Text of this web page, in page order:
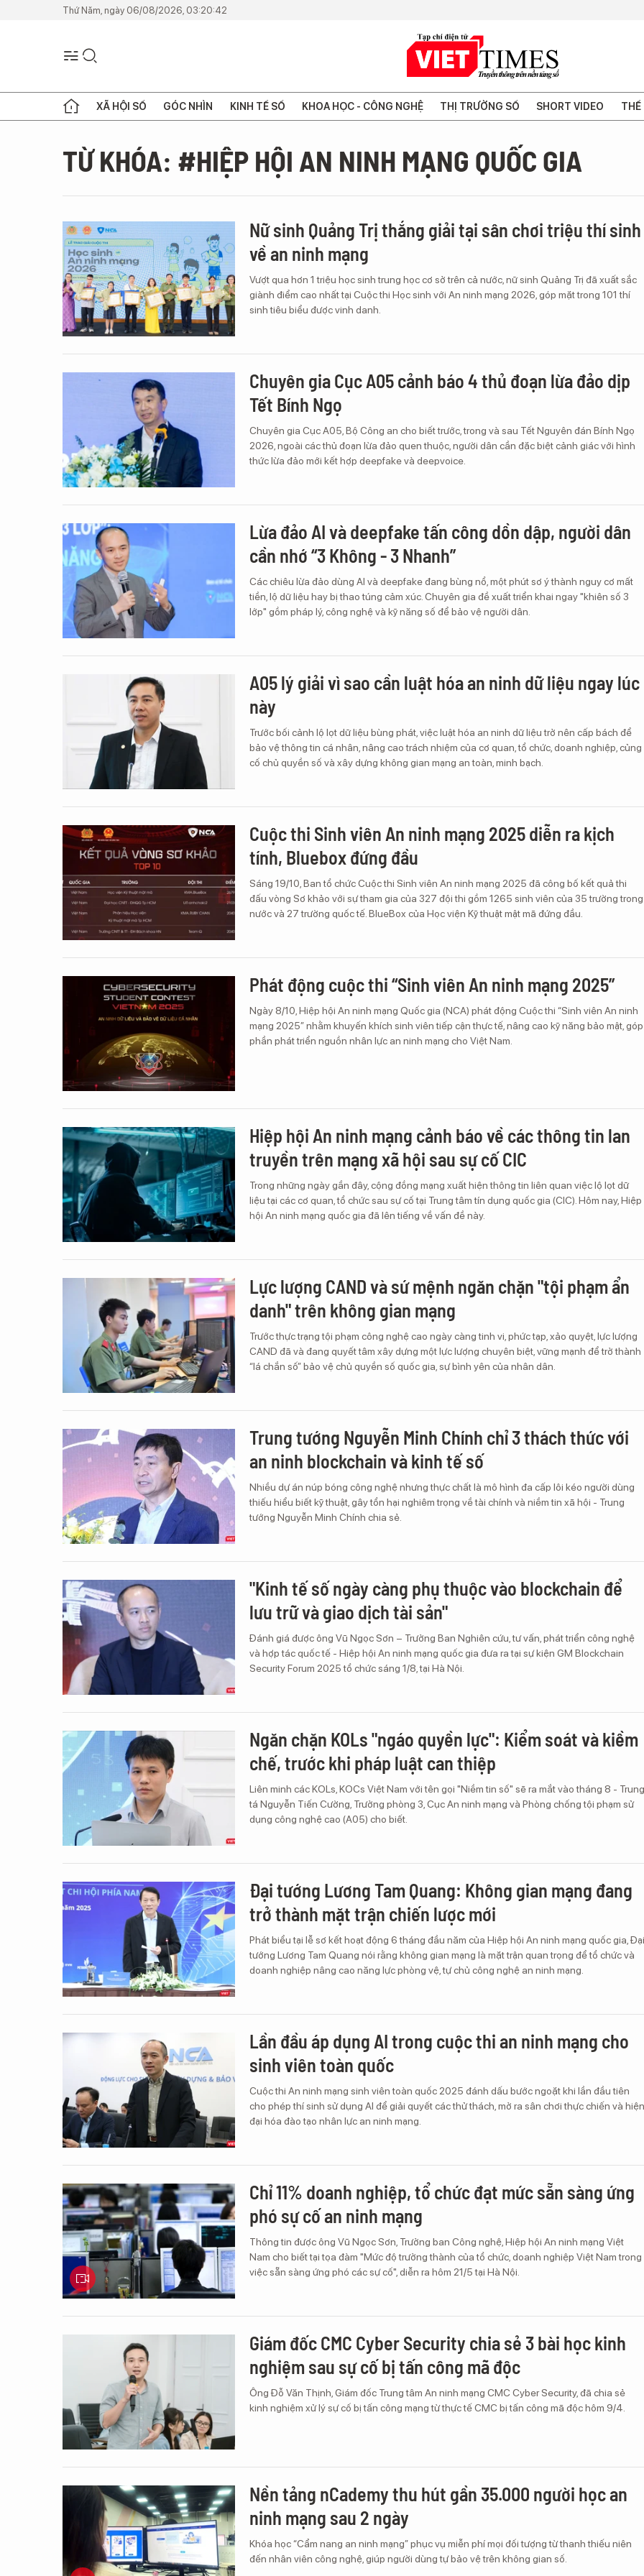
Thứ Năm, ngày 06/08/2026, 03:20:42
XÃ HỘI SỐ GÓC NHÌN KINH TẾ SỐ KHOA HỌC - CÔNG NGHỆ THỊ TRƯỜNG SỐ SHORT VIDEO THẾ
TỪ KHÓA: #HIỆP HỘI AN NINH MẠNG QUỐC GIA
Nữ sinh Quảng Trị thắng giải tại sân chơi triệu thí sinh
về an ninh mạng
Vượt qua hơn 1 triệu học sinh trung học cơ sở trên cả nước, nữ sinh Quảng Trị đã xuất sắc
giành điểm cao nhất tại Cuộc thi Học sinh với An ninh mạng 2026, góp mặt trong 101 thí
sinh tiêu biểu được vinh danh.
Chuyên gia Cục A05 cảnh báo 4 thủ đoạn lừa đảo dịp
Tết Bính Ngọ
Chuyên gia Cục A05, Bộ Công an cho biết trước, trong và sau Tết Nguyên đán Bính Ngọ
2026, ngoài các thủ đoạn lừa đảo quen thuộc, người dân cần đặc biệt cảnh giác với hình
thức lừa đảo mới kết hợp deepfake và deepvoice.
Lừa đảo AI và deepfake tấn công dồn dập, người dân
cần nhớ “3 Không - 3 Nhanh”
Các chiêu lừa đảo dùng AI và deepfake đang bùng nổ, một phút sơ ý thành nguy cơ mất
tiền, lộ dữ liệu hay bị thao túng cảm xúc. Chuyên gia đề xuất triển khai ngay "khiên số 3
lớp" gồm pháp lý, công nghệ và kỹ năng số để bảo vệ người dân.
A05 lý giải vì sao cần luật hóa an ninh dữ liệu ngay lúc
này
Trước bối cảnh lộ lọt dữ liệu bùng phát, việc luật hóa an ninh dữ liệu trở nên cấp bách để
bảo vệ thông tin cá nhân, nâng cao trách nhiệm của cơ quan, tổ chức, doanh nghiệp, củng
cố chủ quyền số và xây dựng không gian mạng an toàn, minh bạch.
Cuộc thi Sinh viên An ninh mạng 2025 diễn ra kịch
tính, Bluebox đứng đầu
Sáng 19/10, Ban tổ chức Cuộc thi Sinh viên An ninh mạng 2025 đã công bố kết quả thi
đấu vòng Sơ khảo với sự tham gia của 327 đội thi gồm 1265 sinh viên của 35 trường trong
nước và 27 trường quốc tế. BlueBox của Học viện Kỹ thuật mật mã đứng đầu.
Phát động cuộc thi “Sinh viên An ninh mạng 2025”
Ngày 8/10, Hiệp hội An ninh mạng Quốc gia (NCA) phát động Cuộc thi “Sinh viên An ninh
mạng 2025” nhằm khuyến khích sinh viên tiếp cận thực tế, nâng cao kỹ năng bảo mật, góp
phần phát triển nguồn nhân lực an ninh mạng cho Việt Nam.
Hiệp hội An ninh mạng cảnh báo về các thông tin lan
truyền trên mạng xã hội sau sự cố CIC
Trong những ngày gần đây, cộng đồng mạng xuất hiện thông tin liên quan việc lộ lọt dữ
liệu tại các cơ quan, tổ chức sau sự cố tại Trung tâm tín dụng quốc gia (CIC). Hôm nay, Hiệp
hội An ninh mạng quốc gia đã lên tiếng về vấn đề này.
Lực lượng CAND và sứ mệnh ngăn chặn "tội phạm ẩn
danh" trên không gian mạng
Trước thực trạng tội phạm công nghệ cao ngày càng tinh vi, phức tạp, xảo quyệt, lực lượng
CAND đã và đang quyết tâm xây dựng một lực lượng chuyên biệt, vững mạnh để trở thành
“lá chắn số” bảo vệ chủ quyền số quốc gia, sự bình yên của nhân dân.
Trung tướng Nguyễn Minh Chính chỉ 3 thách thức với
an ninh blockchain và kinh tế số
Nhiều dự án núp bóng công nghệ nhưng thực chất là mô hình đa cấp lôi kéo người dùng
thiếu hiểu biết kỹ thuật, gây tổn hại nghiêm trọng về tài chính và niềm tin xã hội - Trung
tướng Nguyễn Minh Chính chia sẻ.
"Kinh tế số ngày càng phụ thuộc vào blockchain để
lưu trữ và giao dịch tài sản"
Đánh giá được ông Vũ Ngọc Sơn – Trưởng Ban Nghiên cứu, tư vấn, phát triển công nghệ
và hợp tác quốc tế - Hiệp hội An ninh mạng quốc gia đưa ra tại sự kiện GM Blockchain
Security Forum 2025 tổ chức sáng 1/8, tại Hà Nội.
Ngăn chặn KOLs "ngáo quyền lực": Kiểm soát và kiềm
chế, trước khi pháp luật can thiệp
Liên minh các KOLs, KOCs Việt Nam với tên gọi "Niềm tin số" sẽ ra mắt vào tháng 8 - Trung
tá Nguyễn Tiến Cường, Trưởng phòng 3, Cục An ninh mạng và Phòng chống tội phạm sử
dụng công nghệ cao (A05) cho biết.
Đại tướng Lương Tam Quang: Không gian mạng đang
trở thành mặt trận chiến lược mới
Phát biểu tại lễ sơ kết hoạt động 6 tháng đầu năm của Hiệp hội An ninh mạng quốc gia, Đại
tướng Lương Tam Quang nói rằng không gian mạng là mặt trận quan trọng để tổ chức và
doanh nghiệp nâng cao năng lực phòng vệ, tự chủ công nghệ an ninh mạng.
Lần đầu áp dụng AI trong cuộc thi an ninh mạng cho
sinh viên toàn quốc
Cuộc thi An ninh mạng sinh viên toàn quốc 2025 đánh dấu bước ngoặt khi lần đầu tiên
cho phép thí sinh sử dụng AI để giải quyết các thử thách, mở ra sân chơi thực chiến và hiện
đại hóa đào tạo nhân lực an ninh mạng.
Chỉ 11% doanh nghiệp, tổ chức đạt mức sẵn sàng ứng
phó sự cố an ninh mạng
Thông tin được ông Vũ Ngọc Sơn, Trưởng ban Công nghệ, Hiệp hội An ninh mạng Việt
Nam cho biết tại tọa đàm "Mức độ trưởng thành của tổ chức, doanh nghiệp Việt Nam trong
việc sẵn sàng ứng phó các sự cố", diễn ra hôm 21/5 tại Hà Nội.
Giám đốc CMC Cyber Security chia sẻ 3 bài học kinh
nghiệm sau sự cố bị tấn công mã độc
Ông Đỗ Văn Thịnh, Giám đốc Trung tâm An ninh mạng CMC Cyber Security, đã chia sẻ
kinh nghiệm xử lý sự cố bị tấn công mạng từ thực tế CMC bị tấn công mã độc hôm 9/4.
Nền tảng nCademy thu hút gần 35.000 người học an
ninh mạng sau 2 ngày
Khóa học “Cẩm nang an ninh mạng” phục vụ miễn phí mọi đối tượng từ thanh thiếu niên
đến nhân viên công nghệ, giúp người dùng tự bảo vệ trên không gian số.